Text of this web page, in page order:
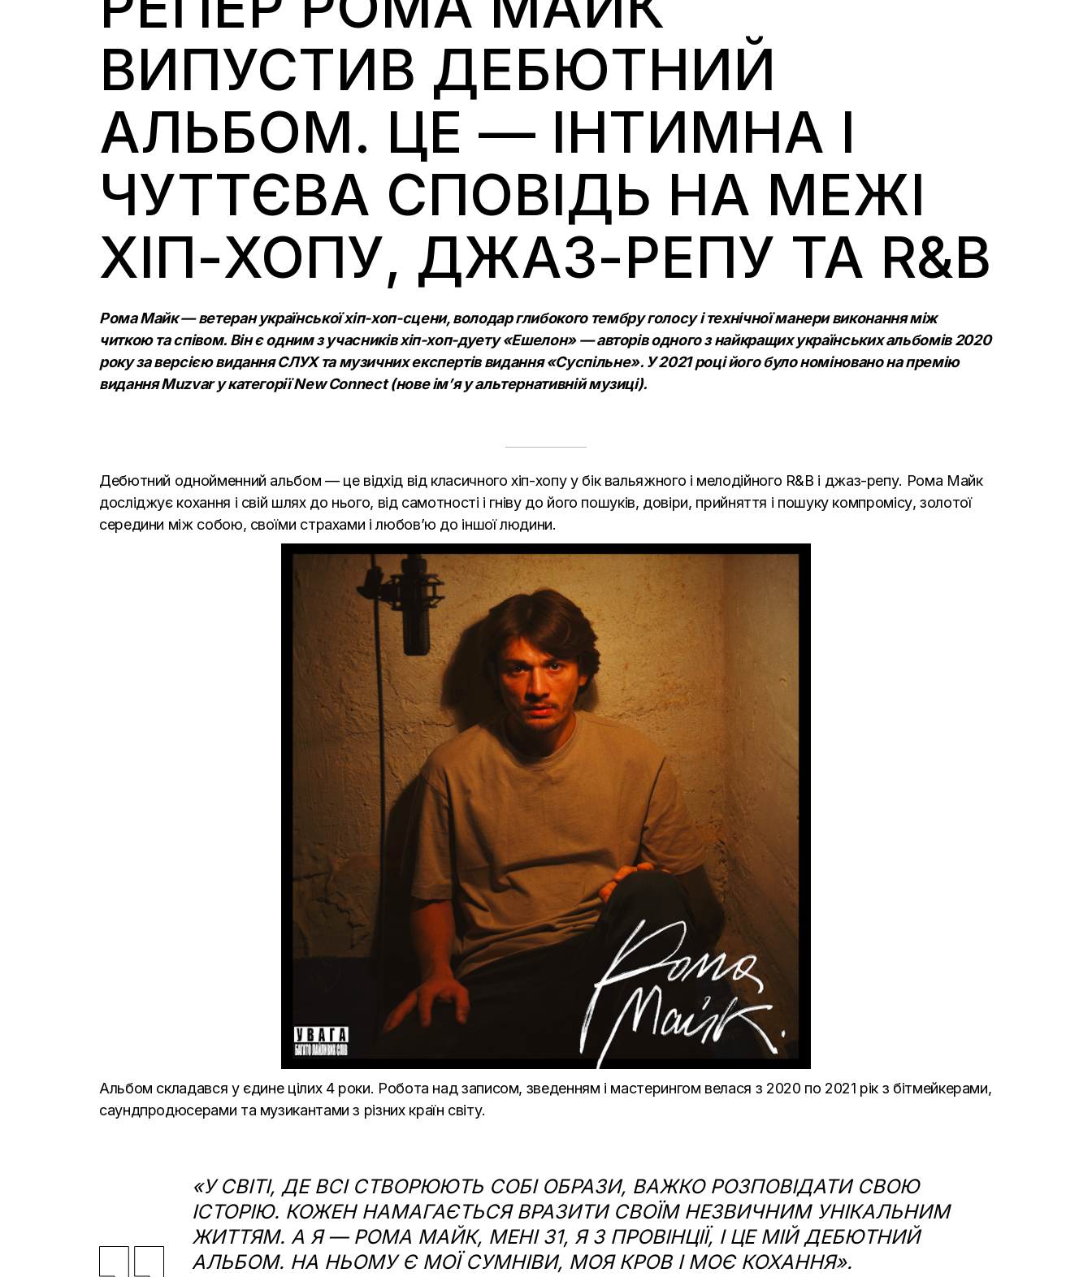
ВИПУСТИВ ДЕБЮТНИЙ
АЛЬБОМ. ЦЕ — ІНТИМНА І
ЧУТТЄВА СПОВІДЬ НА МЕЖІ
ХІП-ХОПУ, ДЖАЗ-РЕПУ ТА R&B
Рома Майк — ветеран української хіп-хоп-сцени, володар глибокого тембру голосу і технічної манери виконання між
читкою та співом. Він є одним з учасників хіп-хоп-дуету «Ешелон» — авторів одного з найкращих українських альбомів 2020
року заверсією видання СЛУХтамузичних експертіввидання «Суспільне». У 2021 році його було номіновано напремію
видання Muzvarу категорії New Connect (нове ім’я у альтернативній музиці).
Дебютний однойменний альбом — це відхід від класичного хіп-хопу у бік вальяжного і мелодійного R&B і джаз-репу. Рома Майк
досліджує кохання і свій шлях до нього, від самотності і гніву до його пошуків, довіри, прийняття і пошуку компромісу, золотої
середини між собою, своїми страхами і любов’ю до іншої людини.
Альбом складався у єдине цілих 4 роки. Робота над записом, зведенням і мастерингом велася з 2020 по 2021 рік з бітмейкерами,
саундпродюсерами та музикантами з різних країн світу.
«У СВІТІ, ДЕ ВСІ СТВОРЮЮТЬ СОБІ ОБРАЗИ, ВАЖКО РОЗПОВІДАТИ СВОЮ
ІСТОРІЮ. КОЖЕН НАМАГАЄТЬСЯ ВРАЗИТИ СВОЇМ НЕЗВИЧНИМ УНІКАЛЬНИМ
ЖИТТЯМ. А Я — РОМА МАЙК, МЕНІ 31, Я З ПРОВІНЦІЇ, І ЦЕ МІЙ ДЕБЮТНИЙ
АЛЬБОМ. НА НЬОМУ Є МОЇ СУМНІВИ, МОЯ КРОВ І МОЄ КОХАННЯ».